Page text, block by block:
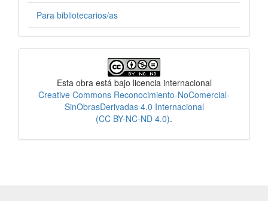
Para bibliotecarios/as
Esta obra está bajo licencia internacional
Creative Commons Reconocimiento-NoComercial-
SinObrasDerivadas 4.0 Internacional
(CC BY-NC-ND 4.0).